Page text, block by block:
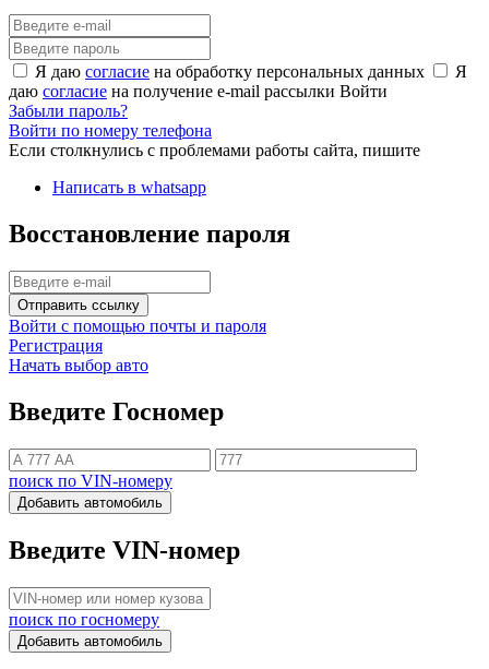
Я даю согласие на обработку персональных данных
Я
даю согласие на получение e-mail рассылки Войти
Забыли пароль?
Войти по номеру телефона
Если столкнулись с проблемами работы сайта, пишите
Написать в whatsapp
Восстановление пароля
Отправить ссылку
Войти с помощью почты и пароля
Регистрация
Начать выбор авто
Введите Госномер
поиск по VIN-номеру
Добавить автомобиль
Введите VIN-номер
поиск по госномеру
Добавить автомобиль